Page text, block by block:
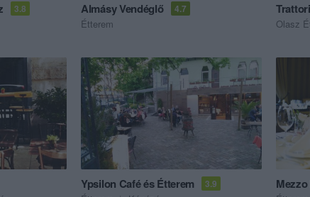
3.8 Almásy Vendéglő 4.7
Étterem Olasz
Ypsilon Café és Étterem 3.9